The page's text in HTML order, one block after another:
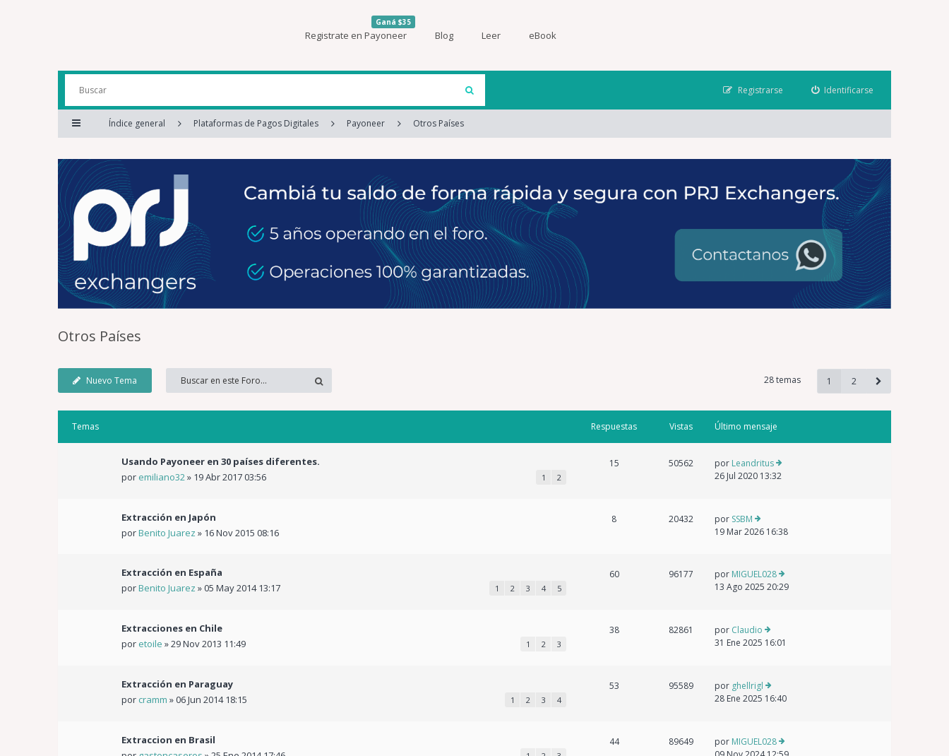
Registrate en Payoneer
Ganá $35
Blog Leer eBook
Identificarse
Registrarse
Índice general Plataformas de Pagos Digitales Payoneer Otros Países
Otros Países
Nuevo Tema 28 temas 1 2
Temas Respuestas Vistas Último mensaje
Usando Payoneer en 30 países diferentes.
por emiliano32» 19 Abr 2017 03:56 1 2
15 50562 por Leandritus
26 Jul 2020 13:32
Extracción en Japón
porBenito Juarez » 16 Nov 2015 08:16
8 20432 por SSBM
19 Mar 2026 16:38
Extracción en España
porBenito Juarez »05 May 2014 13:17 1 2 3 4 5
60 96177 por MIGUEL028
13 Ago 2025 20:29
Extracciones en Chile
por etoile »29 Nov 2013 11:49 1 2 3
38 82861 por Claudio
31 Ene 2025 16:01
Extracción en Paraguay
por cramm »06 Jun 2014 18:15 1 2 3 4
53 95589 por ghellrigl
28 Ene 2025 16:40
Extraccion en Brasil
44 89649 por MIGUEL028